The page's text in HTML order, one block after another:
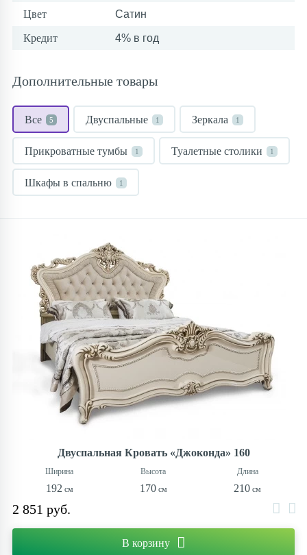
Цвет Сатин
Кредит 4% в год
Дополнительные товары
Все 5 Двуспальные 1 Зеркала 1
Прикроватные тумбы 1 Туалетные столики 1
Шкафы в спальню 1
Двуспальная Кровать «Джоконда» 160
192 170 210
2 851 руб.
В корзину